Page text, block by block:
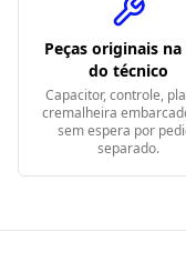
Peças originais na
do técnico
Capacitor, controle,
cremalheira
sem espera por
separado.